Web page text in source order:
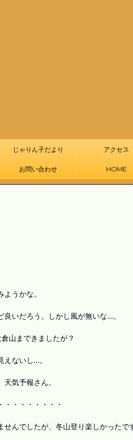
じゃりん子だより アクセス
お問い合わせ HOME
うかな。
いだろう。しかし風が無いな...。
山まできましたが？
ないし...。
気予報さん。
・・・・・・・・・・
んでしたが、冬山登り楽しかったで